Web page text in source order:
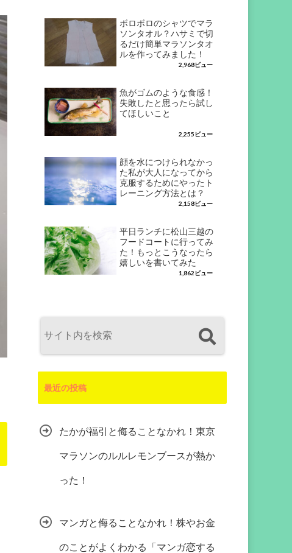
ボロボロのシャツでマラ
ソンタオル？ハサミで切
るだけ簡単マラソンタオ
ルを作ってみました！
2,968ビュー
魚がゴムのような食感！
失敗したと思ったら試し
てほしいこと
2,255ビュー
顔を水につけられなかっ
た私が大人になってから
克服するためにやったト
レーニング方法とは？
2,158ビュー
平日ランチに松山三越の
フードコートに行ってみ
た！もっとこうなったら
嬉しいを書いてみた
1,862ビュー
最近の投稿
たかが福引と侮ることなかれ！東京
マラソンのルルレモンブースが熱か
った！
マンガと侮ることなかれ！株やお金
のことがよくわかる「マンガ恋する